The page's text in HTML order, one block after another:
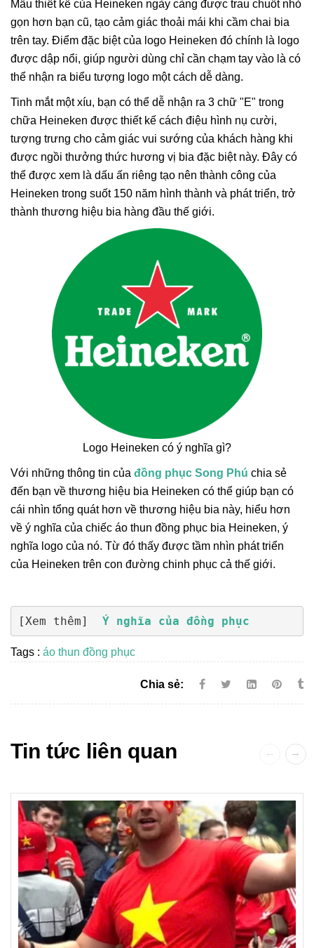
Mẫu thiết kế của Heineken ngày càng được trau chuốt nhỏ
gọn hơn bạn cũ, tạo cảm giác thoải mái khi cầm chai bia
trên tay. Điểm đặc biệt của logo Heineken đó chính là logo
được dập nổi, giúp người dùng chỉ cần chạm tay vào là có
thể nhận ra biểu tượng logo một cách dễ dàng.
Tinh mắt một xíu, bạn có thể dễ nhận ra 3 chữ "E" trong
chữa Heineken được thiết kế cách điệu hình nụ cười,
tượng trưng cho cảm giác vui sướng của khách hàng khi
được ngồi thưởng thức hương vị bia đặc biệt này. Đây có
thể được xem là dấu ấn riêng tạo nên thành công của
Heineken trong suốt 150 năm hình thành và phát triển, trở
thành thương hiệu bia hàng đầu thế giới.
Logo Heineken có ý nghĩa gì?
Với những thông tin của đồng phục Song Phú chia sẻ
đến bạn về thương hiệu bia Heineken có thể giúp bạn có
cái nhìn tổng quát hơn về thương hiệu bia này, hiểu hơn
về ý nghĩa của chiếc áo thun đồng phục bia Heineken, ý
nghĩa logo của nó. Từ đó thấy được tầm nhìn phát triển
của Heineken trên con đường chinh phục cả thế giới.
[Xem thêm] Ý nghĩa của đồng phục
Tags : áo thun đồng phục
Chia sẻ:
Tin tức liên quan